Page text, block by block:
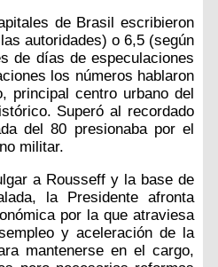
de Brasil escribieron
autoridades) o 6,5 (según
de días de especulaciones
los números hablaron
principal centro urbano del
Superó al recordado
del 80 presionaba por el
militar.
a Rousseff y la base de
la Presidente afronta
por la que atraviesa
y aceleración de la
mantenerse en el cargo,